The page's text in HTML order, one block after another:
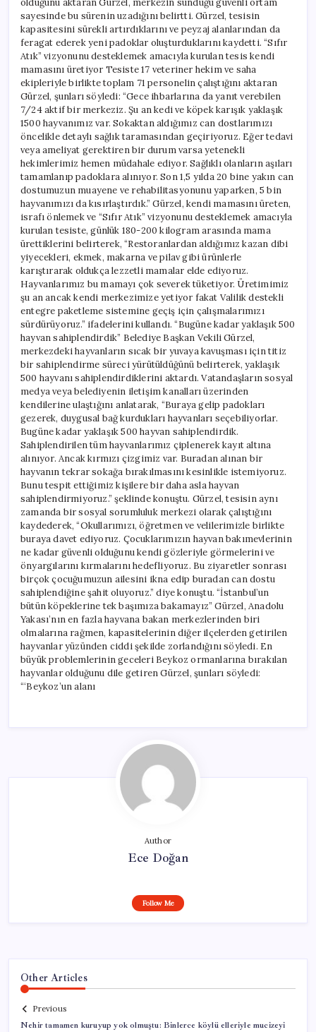
sayesinde bu sürenin uzadığını belirtti. Gürzel, tesisin
kapasitesini sürekli artırdıklarını ve peyzaj alanlarından da
feragat ederek yeni padoklar oluşturduklarını kaydetti. “Sıfır
Atık” vizyonunu desteklemek amacıyla kurulan tesis kendi
mamasını üretiyor Tesiste 17 veteriner hekim ve saha
ekipleriyle birlikte toplam 71 personelin çalıştığını aktaran
Gürzel, şunları söyledi: “Gece ihbarlarına da yanıt verebilen
7/24 aktif bir merkeziz. Şu an kedi ve köpek karışık yaklaşık
1500 hayvanımız var. Sokaktan aldığımız can dostlarımızı
öncelikle detaylı sağlık taramasından geçiriyoruz. Eğer tedavi
veya ameliyat gerektiren bir durum varsa yetenekli
hekimlerimiz hemen müdahale ediyor. Sağlıklı olanların aşıları
tamamlanıp padoklara alınıyor. Son 1,5 yılda 20 bine yakın can
dostumuzun muayene ve rehabilitasyonunu yaparken, 5 bin
hayvanımızı da kısırlaştırdık.” Gürzel, kendi mamasını üreten,
israfı önlemek ve “Sıfır Atık” vizyonunu desteklemek amacıyla
kurulan tesiste, günlük 180-200 kilogram arasında mama
ürettiklerini belirterek, “Restoranlardan aldığımız kazan dibi
yiyecekleri, ekmek, makarna ve pilav gibi ürünlerle
karıştırarak oldukça lezzetli mamalar elde ediyoruz.
Hayvanlarımız bu mamayı çok severek tüketiyor. Üretimimiz
şu an ancak kendi merkezimize yetiyor fakat Valilik destekli
entegre paketleme sistemine geçiş için çalışmalarımızı
sürdürüyoruz.” ifadelerini kullandı. “Bugüne kadar yaklaşık 500
hayvan sahiplendirdik” Belediye Başkan Vekili Gürzel,
merkezdeki hayvanların sıcak bir yuvaya kavuşması için titiz
bir sahiplendirme süreci yürütüldüğünü belirterek, yaklaşık
500 hayvanı sahiplendirdiklerini aktardı. Vatandaşların sosyal
medya veya belediyenin iletişim kanalları üzerinden
kendilerine ulaştığını anlatarak, “Buraya gelip padokları
gezerek, duygusal bağ kurdukları hayvanları seçebiliyorlar.
Bugüne kadar yaklaşık 500 hayvan sahiplendirdik.
Sahiplendirilen tüm hayvanlarımız çiplenerek kayıt altına
alınıyor. Ancak kırmızı çizgimiz var. Buradan alınan bir
hayvanın tekrar sokağa bırakılmasını kesinlikle istemiyoruz.
Bunu tespit ettiğimiz kişilere bir daha asla hayvan
sahiplendirmiyoruz.” şeklinde konuştu. Gürzel, tesisin aynı
zamanda bir sosyal sorumluluk merkezi olarak çalıştığını
kaydederek, “Okullarımızı, öğretmen ve velilerimizle birlikte
buraya davet ediyoruz. Çocuklarımızın hayvan bakımevlerinin
ne kadar güvenli olduğunu kendi gözleriyle görmelerini ve
önyargılarını kırmalarını hedefliyoruz. Bu ziyaretler sonrası
birçok çocuğumuzun ailesini ikna edip buradan can dostu
sahiplendiğine şahit oluyoruz.” diye konuştu. “İstanbul’un
bütün köpeklerine tek başımıza bakamayız” Gürzel, Anadolu
Yakası’nın en fazla hayvana bakan merkezlerinden biri
olmalarına rağmen, kapasitelerinin diğer ilçelerden getirilen
hayvanlar yüzünden ciddi şekilde zorlandığını söyledi. En
büyük problemlerinin geceleri Beykoz ormanlarına bırakılan
hayvanlar olduğunu dile getiren Gürzel, şunları söyledi:
“‘Beykoz’un alanı
Author
Ece Doğan
Follow Me
Other Articles
Previous
Nehir tamamen kuruyup yok olmuştu: Binlerce köylü elleriyle mucizeyi